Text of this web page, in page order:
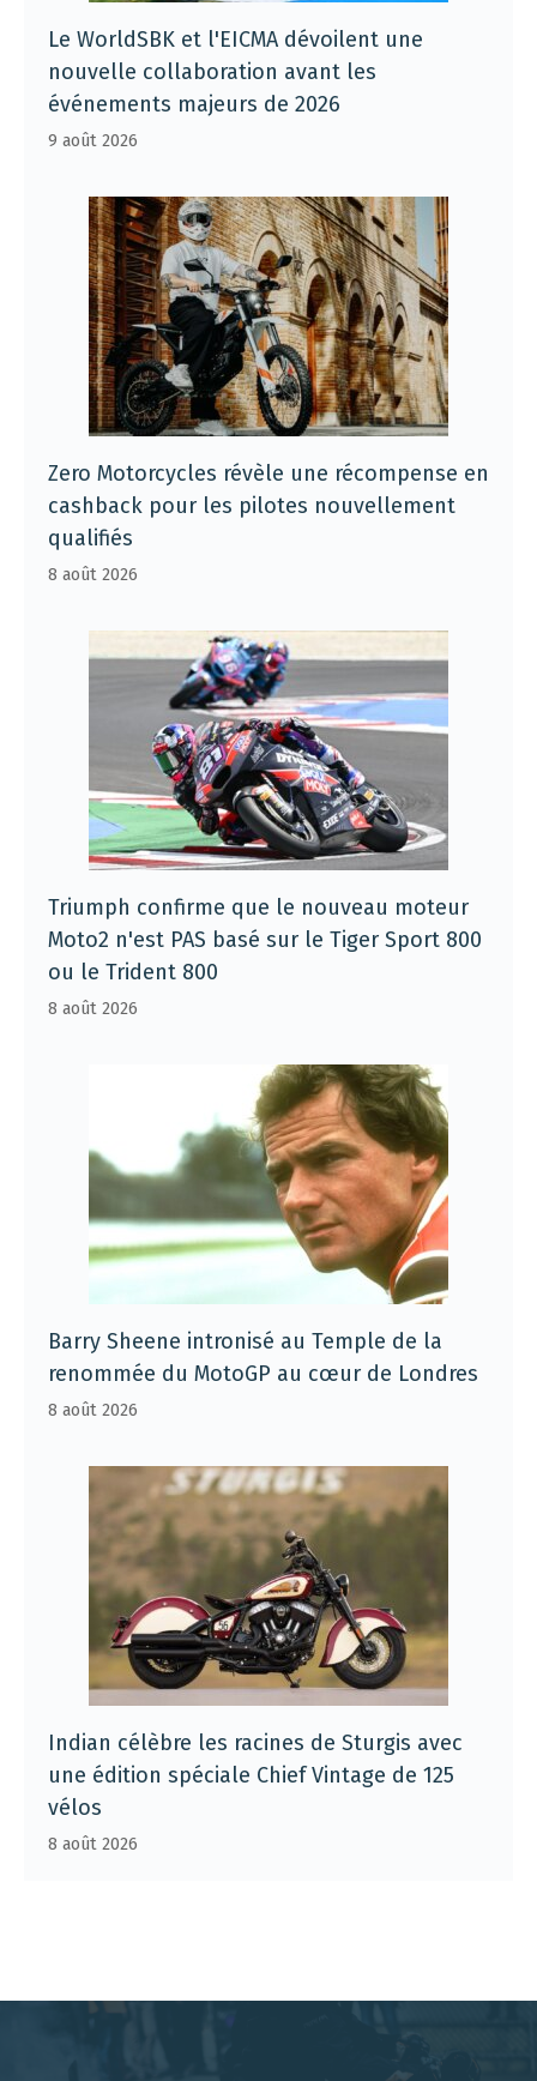
Le WorldSBK et l'EICMA dévoilent une
nouvelle collaboration avant les
événements majeurs de 2026
9 août 2026
Zero Motorcycles révèle une récompense en
cashback pour les pilotes nouvellement
qualifiés
8 août 2026
Triumph confirme que le nouveau moteur
Moto2 n'est PAS basé sur le Tiger Sport 800
ou le Trident 800
8 août 2026
Barry Sheene intronisé au Temple de la
renommée du MotoGP au cœur de Londres
8 août 2026
Indian célèbre les racines de Sturgis avec
une édition spéciale Chief Vintage de 125
vélos
8 août 2026